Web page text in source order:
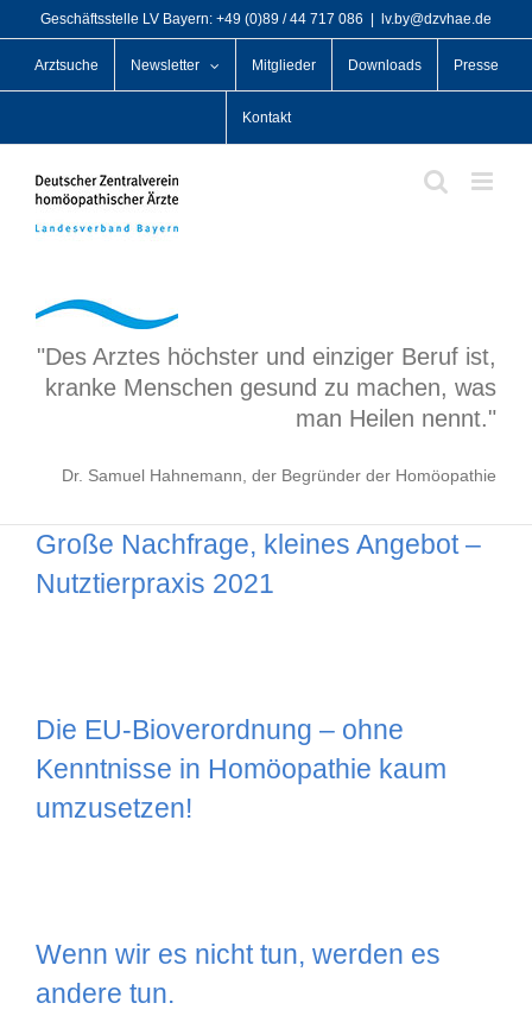
Inhalt
springen
Geschäftsstelle LV Bayern: +49 (0)89 / 44 717 086 lv.by@dzvhae.de
Arztsuche Newsletter Mitglieder Downloads Presse
Kontakt
"Des Arztes höchster und einziger Beruf ist,
kranke Menschen gesund zu machen, was
man Heilen nennt."
Dr. Samuel Hahnemann, der Begründer der Homöopathie
Große Nachfrage, kleines Angebot –
Nutztierpraxis 2021
Die EU-Bioverordnung – ohne
Kenntnisse in Homöopathie kaum
umzusetzen!
Wenn wir es nicht tun, werden es
andere tun.